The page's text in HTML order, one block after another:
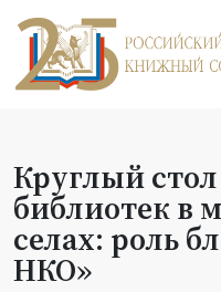
Круглый
библиотек в
селах: роль
НКО»